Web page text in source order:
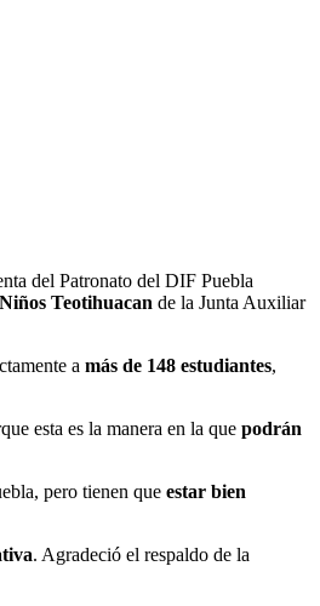
del Patronato del DIF Puebla
Teotihuacan de la Junta Auxiliar
a más de 148 estudiantes,
esta es la manera en la que podrán
pero tienen que estar bien
. Agradeció el respaldo de la